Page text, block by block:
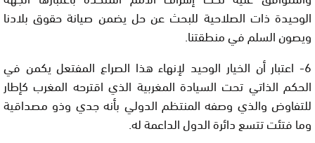
الوحيدة ذات الصلاحية للبحث عن حل يضمن صيانة حقوق بلادنا
ويصون السلم في منطقتنا.
6- اعتبار أن الخيار الوحيد لإنهاء هذا الصراع المفتعل يكمن في
الحكم الذاتي تحت السيادة المغربية الذي اقترحه المغرب كإطار
للتفاوض والذي وصفه المنتظم الدولي بأنه جدي وذو مصداقية
وما فتئت تتسع دائرة الدول الداعمة له.